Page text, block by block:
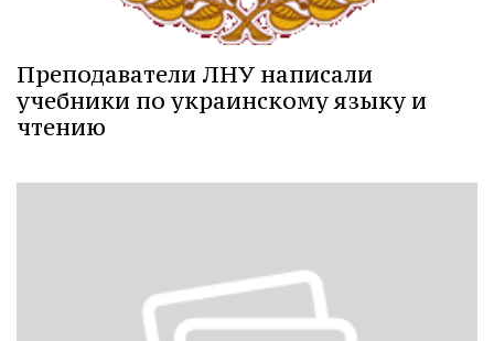
Преподаватели ЛНУ написали
учебники по украинскому языку и
чтению